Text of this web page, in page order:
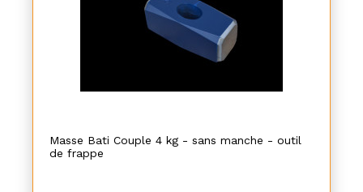
Masse Bati Couple 4 kg - sans manche - outil
de frappe